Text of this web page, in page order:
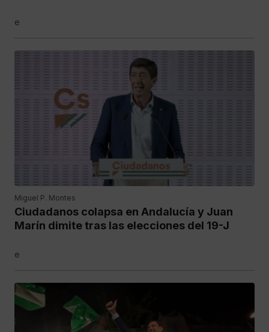
e
Miguel P. Montes
Ciudadanos colapsa en Andalucía y Juan
Marín dimite tras las elecciones del 19-J
e